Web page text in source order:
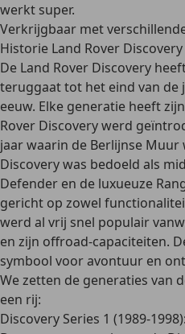
werkt super.
Verkrijgbaar met
Historie Land Rover Discovery
De Land Rover Discovery
teruggaat tot het eind van de
eeuw. Elke generatie heeft
Rover Discovery werd
jaar waarin de Berlijnse
Discovery was bedoeld als
Defender en de luxueuze
gericht op zowel
werd al vrij snel populair
en zijn offroad-capaciteiten.
symbool voor avontuur en
We zetten de generaties van
een rij:
Discovery Series 1 (1989-1998):